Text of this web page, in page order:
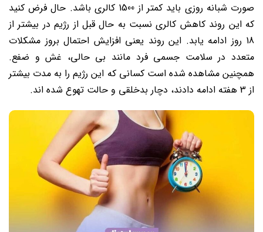
صورت شبانه روزی باید کمتر از 1500 کالری باشد. حال فرض کنید
که این روند کاهش کالری نسبت به حال قبل از رژیم در بیشتر از
18 روز ادامه یابد. این روند یعنی افزایش احتمال بروز مشکلات
متعدد در سلامت جسمی فرد مانند بی حالی، غش و ضفع.
همچنین مشاهده شده است کسانی که این رژیم را به مدت بیشتر
از 3 هفته ادامه دادند، دچار بدخلقی و حالت تهوع شده اند.